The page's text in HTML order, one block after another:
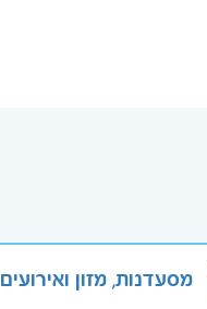
מסעדנות, מזון ואירועים